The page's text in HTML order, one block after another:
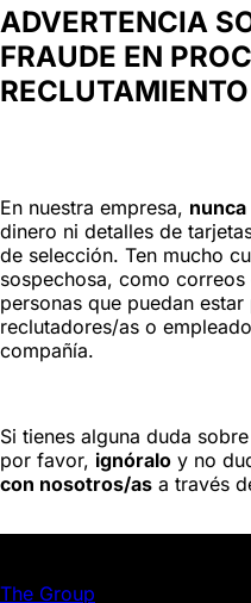
ADVERTENCIA
FRAUDE EN
RECLUTAMIENTO
En nuestra empresa, nunca
dinero ni detalles de
de selección. Ten mucho
sospechosa, como
personas que puedan
reclutadores/as o
compañía.
Si tienes alguna duda
por favor, ignóralo y no
con nosotros/as a través
The Group